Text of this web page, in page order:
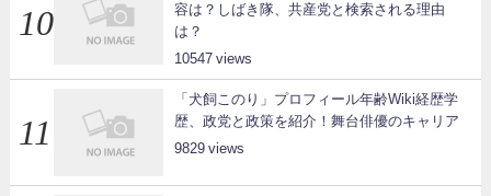
容は？しばき隊、共産党と検索される理由
は？
10547
「犬飼このり」プロフィール年齢Wiki経歴学
歴、政党と政策を紹介！舞台俳優のキャリア
9829